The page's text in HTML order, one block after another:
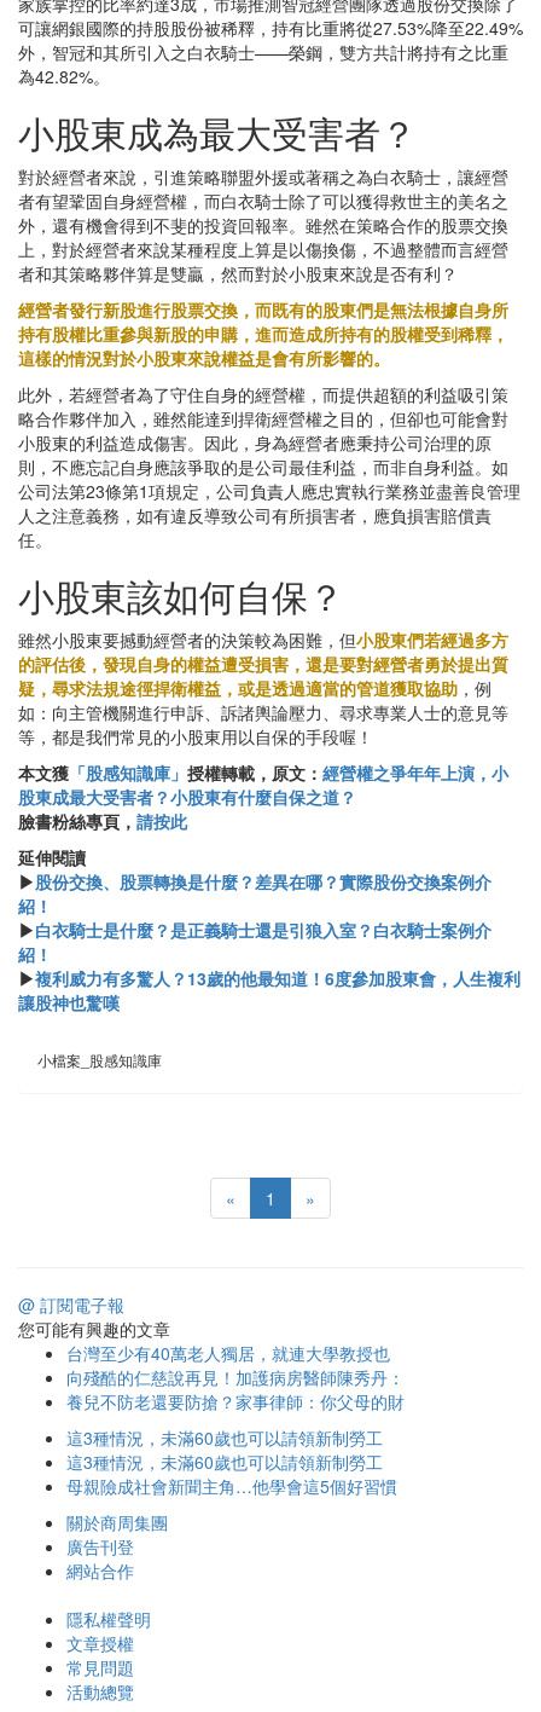
可讓網銀國際的持股股份被稀釋，持有比重將從27.53%降至22.49%
外，智冠和其所引入之白衣騎士——榮鋼，雙方共計將持有之比重
為42.82%。
小股東成為最大受害者？
對於經營者來說，引進策略聯盟外援或著稱之為白衣騎士，讓經營
者有望鞏固自身經營權，而白衣騎士除了可以獲得救世主的美名之
外，還有機會得到不斐的投資回報率。雖然在策略合作的股票交換
上，對於經營者來說某種程度上算是以傷換傷，不過整體而言經營
者和其策略夥伴算是雙贏，然而對於小股東來說是否有利？
經營者發行新股進行股票交換，而既有的股東們是無法根據自身所
持有股權比重參與新股的申購，進而造成所持有的股權受到稀釋，
這樣的情況對於小股東來說權益是會有所影響的。
此外，若經營者為了守住自身的經營權，而提供超額的利益吸引策
略合作夥伴加入，雖然能達到捍衛經營權之目的，但卻也可能會對
小股東的利益造成傷害。因此，身為經營者應秉持公司治理的原
則，不應忘記自身應該爭取的是公司最佳利益，而非自身利益。如
公司法第23條第1項規定，公司負責人應忠實執行業務並盡善良管理
人之注意義務，如有違反導致公司有所損害者，應負損害賠償責
任。
小股東該如何自保？
雖然小股東要撼動經營者的決策較為困難，但小股東們若經過多方
的評估後，發現自身的權益遭受損害，還是要對經營者勇於提出質
疑，尋求法規途徑捍衛權益，或是透過適當的管道獲取協助 ，例
如：向主管機關進行申訴、訴諸輿論壓力、尋求專業人士的意見等
等，都是我們常見的小股東用以自保的手段喔！
本文獲 「股感知識庫」 授權轉載，原文： 經營權之爭年年上演，小
股東成最大受害者？小股東有什麼自保之道？
臉書粉絲專頁， 請按此
​​延伸閱讀
▶股份交換、股票轉換是什麼？差異在哪？實際股份交換案例介
紹！
▶白衣騎士是什麼？是正義騎士還是引狼入室？白衣騎士案例介
紹！
▶複利威力有多驚人？13歲的他最知道！6度參加股東會，人生複利
讓股神也驚嘆
小檔案_股感知識庫
« 1 »
@ 訂閱電子報
您可能有興趣的文章
台灣至少有40萬老人獨居，就連大學教授也
向殘酷的仁慈說再見！加護病房醫師陳秀丹：
養兒不防老還要防搶？家事律師：你父母的財
這3種情況，未滿60歲也可以請領新制勞工
這3種情況，未滿60歲也可以請領新制勞工
母親險成社會新聞主角…他學會這5個好習慣
關於商周集團
廣告刊登
網站合作
隱私權聲明
文章授權
常見問題
活動總覽